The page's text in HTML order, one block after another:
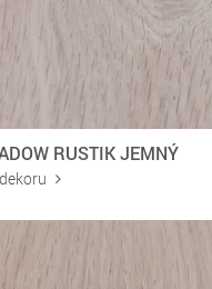
RUSTIK JEMNÝ